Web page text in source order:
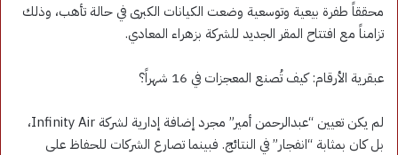
محققاً طفرة بيعية وتوسعية وضعت الكيانات الكبرى في حالة تأهب، وذلك
تزامناً مع افتتاح المقر الجديد للشركة بزهراء المعادي.
عبقرية الأرقام: كيف تُصنع المعجزات في 16 شهراً؟
لم يكن تعيين “عبدالرحمن أمير” مجرد إضافة إدارية لشركة Infinity Air،
بل كان بمثابة “انفجار” في النتائج. فبينما تصارع الشركات للحفاظ على